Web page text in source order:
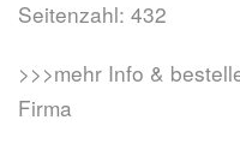
Seitenzahl: 432
>>>mehr Info &
Firma